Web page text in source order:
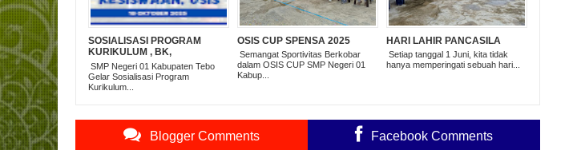
SOSIALISASI PROGRAM
KURIKULUM , BK,
KESISWAAN DAN OSIS
SMP Negeri 01 Kabupaten Tebo
Gelar Sosialisasi Program
Kurikulum...
OSIS CUP SPENSA 2025
Semangat Sportivitas Berkobar
dalam OSIS CUP SMP Negeri 01
Kabup...
HARI LAHIR PANCASILA
Setiap tanggal 1 Juni, kita tidak
hanya memperingati sebuah hari...
Blogger Comments Facebook Comments